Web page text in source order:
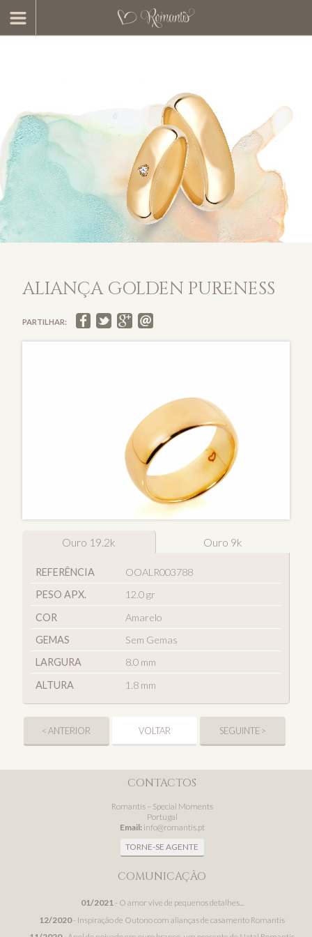
ALIANÇA GOLDEN PURENESS
PARTILHAR:
Ouro 19.2k Ouro 9k
REFERÊNCIA
OOALR003788
PESO APX.
12.0 gr
COR
Amarelo
GEMAS
Sem Gemas
LARGURA
8.0 mm
ALTURA
1.8 mm
< ANTERIOR VOLTAR SEGUINTE >
CONTACTOS
Romantis – Special Moments
Portugal
Email: info@romantis.pt
TORNE-SE AGENTE
COMUNICAÇÃO
01/2021- O amor vive de pequenos detalhes...
12/2020- Inspiração de Outono com alianças de casamento Romantis